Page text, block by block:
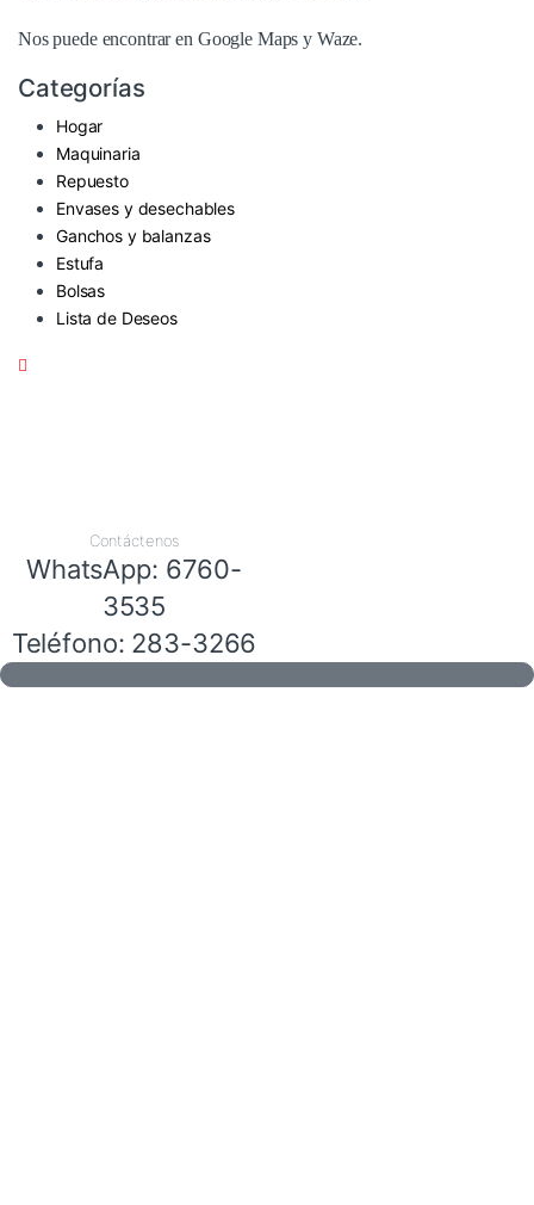
Nos puede encontrar en Google Maps y Waze.
Categorías
Hogar
Maquinaria
Repuesto
Envases y desechables
Ganchos y balanzas
Estufa
Bolsas
Lista de Deseos
Contáctenos
WhatsApp: 6760-
3535
Teléfono: 283-3266